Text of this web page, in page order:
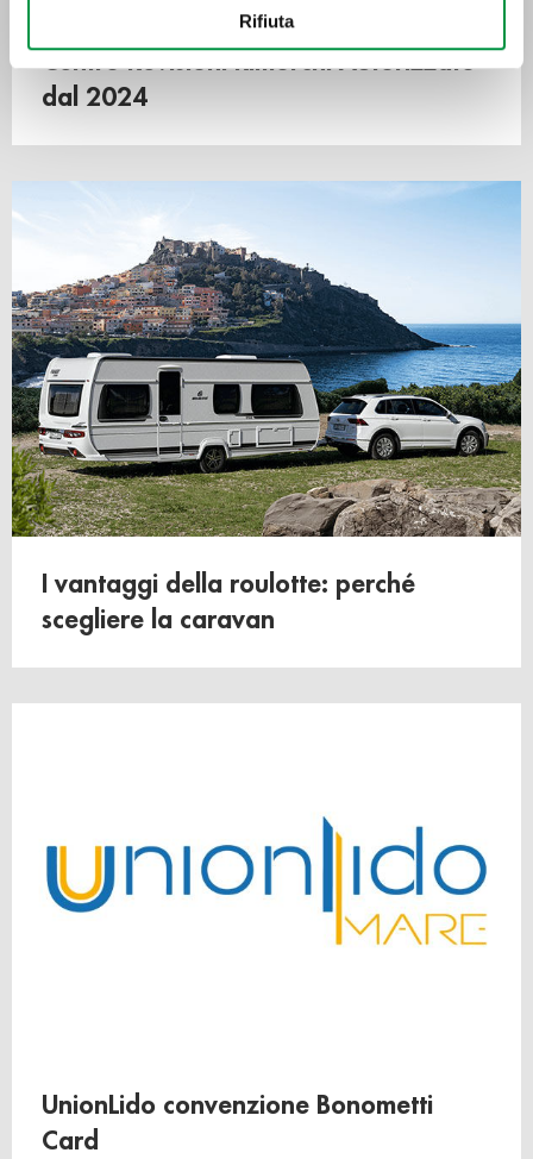
geografica, con un'approssimazione di qualche
metro,
attivamente alla ricerca di caratteristiche specifiche
(impronte digitali).
Approfondisci come vengono elaborati i tuoi dati personali
e imposta le tue preferenze nella
modificare o ritirare il tuo consenso in qualsiasi momento
dalla Dichiarazione sui cookie.
Utilizziamo i cookie per personalizzare contenuti ed
annunci, per fornire funzionalità dei social media e per
analizzare il nostro traffico. Condividiamo inoltre
informazioni sul modo in cui utilizza il nostro sito con i
nostri partner che si occupano di analisi dei dati web,
pubblicità e social media, i quali potrebbero combinarle
con altre informazioni che ha fornito loro o che hanno
Rifiuta
Centro Revisioni Rimorchi Autorizzato
dal 2024
I vantaggi della roulotte: perché
scegliere la caravan
UnionLido convenzione Bonometti
Card